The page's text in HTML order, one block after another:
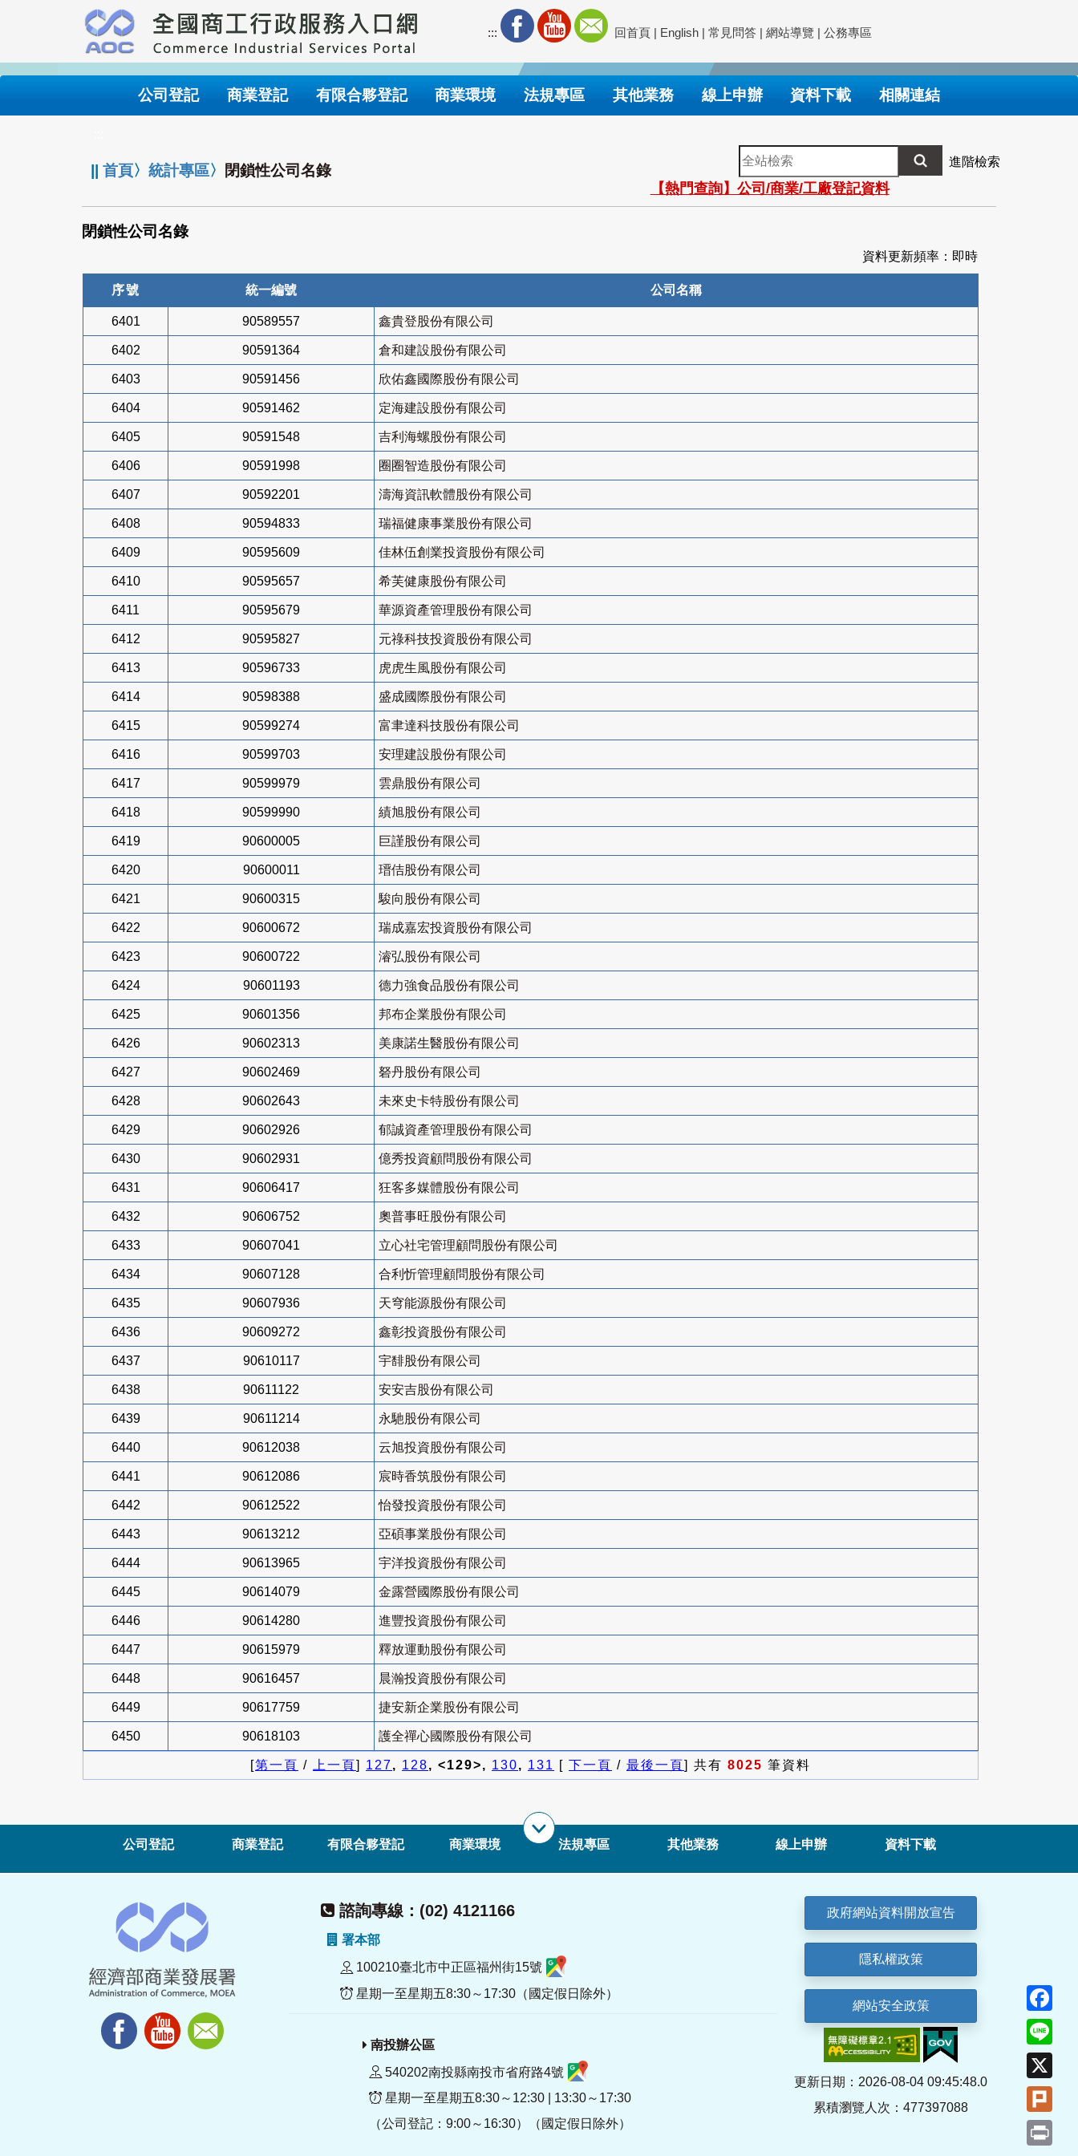
要
內
::: 回首頁 | English | 常見問答 | 網站導覽 | 公務專區
公司登記 商業登記 有限合夥登記 商業環境 法規專區 其他業務 線上申辦 資料下載 相關連結
||首頁〉統計專區〉 閉鎖性公司名錄
全
站
檢
索
進階檢索
【熱門查詢】公司/商業/工廠登記資料
閉鎖性公司名錄
資料更新頻率：即時
序號 統一編號 公司名稱
6401 90589557 鑫貴登股份有限公司
6402 90591364 倉和建設股份有限公司
6403 90591456 欣佑鑫國際股份有限公司
6404 90591462 定海建設股份有限公司
6405 90591548 吉利海螺股份有限公司
6406 90591998 圈圈智造股份有限公司
6407 90592201 濤海資訊軟體股份有限公司
6408 90594833 瑞福健康事業股份有限公司
6409 90595609 佳林伍創業投資股份有限公司
6410 90595657 希芙健康股份有限公司
6411 90595679 華源資產管理股份有限公司
6412 90595827 元祿科技投資股份有限公司
6413 90596733 虎虎生風股份有限公司
6414 90598388 盛成國際股份有限公司
6415 90599274 富聿達科技股份有限公司
6416 90599703 安理建設股份有限公司
6417 90599979 雲鼎股份有限公司
6418 90599990 績旭股份有限公司
6419 90600005 巨謹股份有限公司
6420 90600011 瑨佶股份有限公司
6421 90600315 駿向股份有限公司
6422 90600672 瑞成嘉宏投資股份有限公司
6423 90600722 濬弘股份有限公司
6424 90601193 德力強食品股份有限公司
6425 90601356 邦布企業股份有限公司
6426 90602313 美康諾生醫股份有限公司
6427 90602469 砮丹股份有限公司
6428 90602643 未來史卡特股份有限公司
6429 90602926 郁誠資產管理股份有限公司
6430 90602931 億秀投資顧問股份有限公司
6431 90606417 狂客多媒體股份有限公司
6432 90606752 奧普事旺股份有限公司
6433 90607041 立心社宅管理顧問股份有限公司
6434 90607128 合利忻管理顧問股份有限公司
6435 90607936 天穹能源股份有限公司
6436 90609272 鑫彰投資股份有限公司
6437 90610117 宇馡股份有限公司
6438 90611122 安安吉股份有限公司
6439 90611214 永馳股份有限公司
6440 90612038 云旭投資股份有限公司
6441 90612086 宸時香筑股份有限公司
6442 90612522 怡發投資股份有限公司
6443 90613212 亞碩事業股份有限公司
6444 90613965 宇洋投資股份有限公司
6445 90614079 金露營國際股份有限公司
6446 90614280 進豐投資股份有限公司
6447 90615979 釋放運動股份有限公司
6448 90616457 晨瀚投資股份有限公司
6449 90617759 捷安新企業股份有限公司
6450 90618103 護全禪心國際股份有限公司
[第一頁 / 上一頁] 127, 128, <129>, 130, 131 [ 下一頁 / 最後一頁] 共有 8025 筆資料
公司登記 商業登記 有限合夥登記 商業環境 法規專區 其他業務 線上申辦 資料下載
諮詢專線：(02) 4121166
署本部
100210臺北市中正區福州街15號
星期一至星期五8:30～17:30（國定假日除外）
南投辦公區
540202南投縣南投市省府路4號
星期一至星期五8:30～12:30 | 13:30～17:30
（公司登記：9:00～16:30）（國定假日除外）
政府網站資料開放宣告
隱私權政策
網站安全政策
更新日期：2026-08-04 09:45:48.0
累積瀏覽人次：477397088